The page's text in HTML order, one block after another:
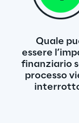
Quale
essere
finanziario
processo